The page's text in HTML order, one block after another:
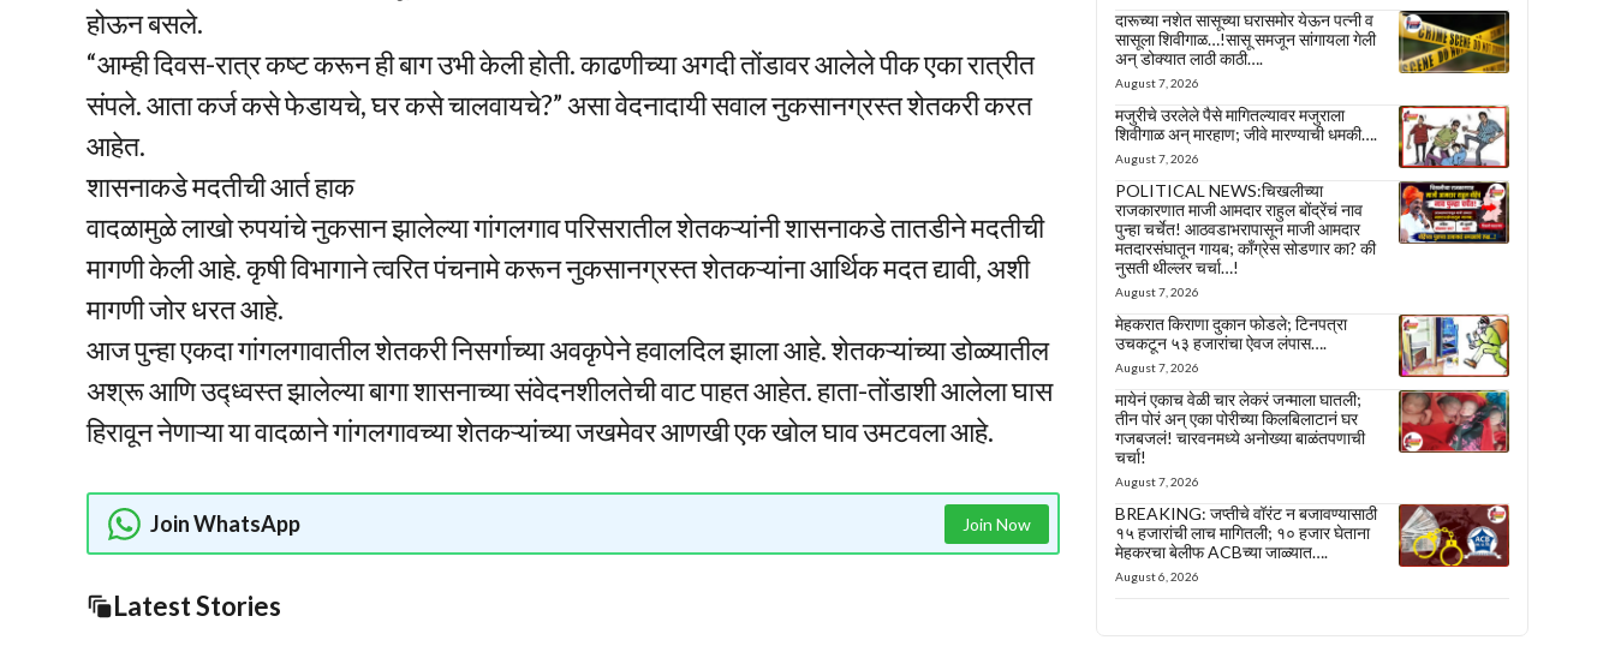
होऊन बसले.
“आम्ही दिवस-रात्र कष्ट करून ही बाग उभी केली होती. काढणीच्या अगदी तोंडावर आलेले पीक एका रात्रीत
संपले. आता कर्ज कसे फेडायचे, घर कसे चालवायचे?” असा वेदनादायी सवाल नुकसानग्रस्त शेतकरी करत
आहेत.
शासनाकडे मदतीची आर्त हाक
वादळामुळे लाखो रुपयांचे नुकसान झालेल्या गांगलगाव परिसरातील शेतकऱ्यांनी शासनाकडे तातडीने मदतीची
मागणी केली आहे. कृषी विभागाने त्वरित पंचनामे करून नुकसानग्रस्त शेतकऱ्यांना आर्थिक मदत द्यावी, अशी
मागणी जोर धरत आहे.
आज पुन्हा एकदा गांगलगावातील शेतकरी निसर्गाच्या अवकृपेने हवालदिल झाला आहे. शेतकऱ्यांच्या डोळ्यातील
अश्रू आणि उद्ध्वस्त झालेल्या बागा शासनाच्या संवेदनशीलतेची वाट पाहत आहेत. हाता-तोंडाशी आलेला घास
हिरावून नेणाऱ्या या वादळाने गांगलगावच्या शेतकऱ्यांच्या जखमेवर आणखी एक खोल घाव उमटवला आहे.
Join WhatsApp Join Now
Latest Stories
दारूच्या नशेत सासूच्या घरासमोर येऊन पत्नी व
सासूला शिवीगाळ…!सासू समजून सांगायला गेली
अन् डोक्यात लाठी काठी….
August 7, 2026
मजुरीचे उरलेले पैसे मागितल्यावर मजुराला
शिवीगाळ अन् मारहाण; जीवे मारण्याची धमकी….
August 7, 2026
POLITICAL NEWS:चिखलीच्या
राजकारणात माजी आमदार राहुल बोंद्रेंचं नाव
पुन्हा चर्चेत! आठवडाभरापासून माजी आमदार
मतदारसंघातून गायब; काँग्रेस सोडणार का? की
नुसती थील्लर चर्चा…!
August 7, 2026
मेहकरात किराणा दुकान फोडले; टिनपत्रा
उचकटून ५३ हजारांचा ऐवज लंपास….
August 7, 2026
मायेनं एकाच वेळी चार लेकरं जन्माला घातली;
तीन पोरं अन् एका पोरीच्या किलबिलाटानं घर
गजबजलं! चारवनमध्ये अनोख्या बाळंतपणाची
चर्चा!
August 7, 2026
BREAKING: जप्तीचे वॉरंट न बजावण्यासाठी
१५ हजारांची लाच मागितली; १० हजार घेताना
मेहकरचा बेलीफ ACBच्या जाळ्यात….
August 6, 2026